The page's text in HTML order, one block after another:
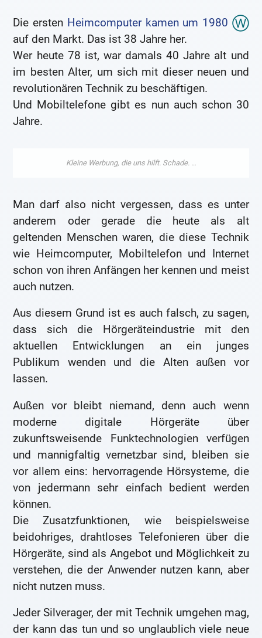
Die ersten Heimcomputer kamen um 1980
auf den Markt. Das ist 38 Jahre her.
Wer heute 78 ist, war damals 40 Jahre alt und
im besten Alter, um sich mit dieser neuen und
revolutionären Technik zu beschäftigen.
Und Mobiltelefone gibt es nun auch schon 30
Jahre.
Man darf also nicht vergessen, dass es unter
anderem oder gerade die heute als alt
geltenden Menschen waren, die diese Technik
wie Heimcomputer, Mobiltelefon und Internet
schon von ihren Anfängen her kennen und meist
auch nutzen.
Aus diesem Grund ist es auch falsch, zu sagen,
dass sich die Hörgeräteindustrie mit den
aktuellen Entwicklungen an ein junges
Publikum wenden und die Alten außen vor
lassen.
Außen vor bleibt niemand, denn auch wenn
moderne digitale Hörgeräte über
zukunftsweisende Funktechnologien verfügen
und mannigfaltig vernetzbar sind, bleiben sie
vor allem eins: hervorragende Hörsysteme, die
von jedermann sehr einfach bedient werden
können.
Die Zusatzfunktionen, wie beispielsweise
beidohriges, drahtloses Telefonieren über die
Hörgeräte, sind als Angebot und Möglichkeit zu
verstehen, die der Anwender nutzen kann, aber
nicht nutzen muss.
Jeder Silverager, der mit Technik umgehen mag,
der kann das tun und so unglaublich viele neue